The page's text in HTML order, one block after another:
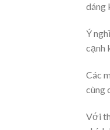
dáng
Ý
cạnh
Các
cùng
Với